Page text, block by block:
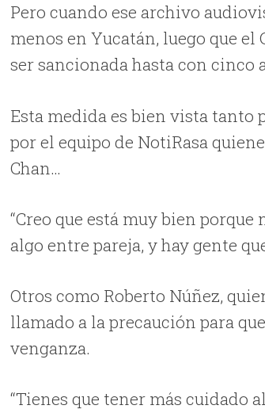
Pero cuando ese archivo
menos en Yucatán, luego que
ser sancionada hasta con cinco
Esta medida es bien vista tanto
por el equipo de NotiRasa
Chan…
“Creo que está muy bien
algo entre pareja, y hay gente
Otros como Roberto Núñez,
llamado a la precaución para
venganza.
“Tienes que tener más cuidado